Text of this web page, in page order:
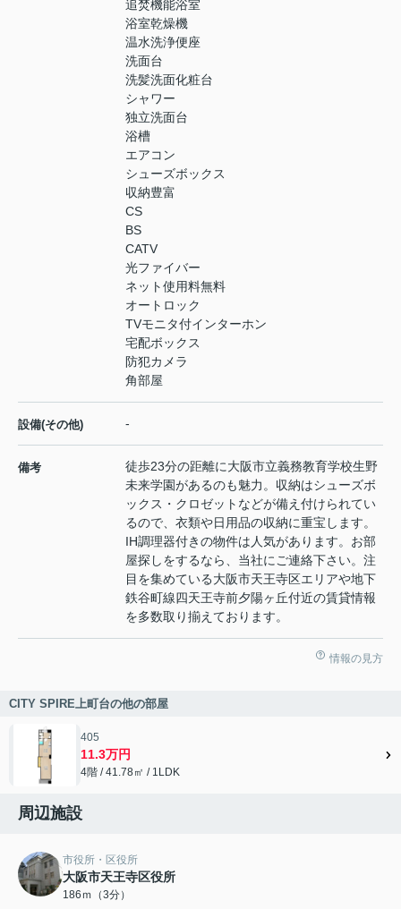
追焚機能浴室
浴室乾燥機
温水洗浄便座
洗面台
洗髪洗面化粧台
シャワー
独立洗面台
浴槽
エアコン
シューズボックス
収納豊富
CS
BS
CATV
光ファイバー
ネット使用料無料
オートロック
TVモニタ付インターホン
宅配ボックス
防犯カメラ
角部屋
設備(その他) -
備考
徒歩23分の距離に大阪市立義務教育学校生野
未来学園があるのも魅力。収納はシューズボ
ックス・クロゼットなどが備え付けられてい
るので、衣類や日用品の収納に重宝します。
IH調理器付きの物件は人気があります。お部
屋探しをするなら、当社にご連絡下さい。注
目を集めている大阪市天王寺区エリアや地下
鉄谷町線四天王寺前夕陽ヶ丘付近の賃貸情報
を多数取り揃えております。
情報の見方
CITY SPIRE上町台の他の部屋
405
11.3万円
4階 / 41.78㎡ / 1LDK
周辺施設
市役所・区役所
大阪市天王寺区役所
186ｍ（3分）